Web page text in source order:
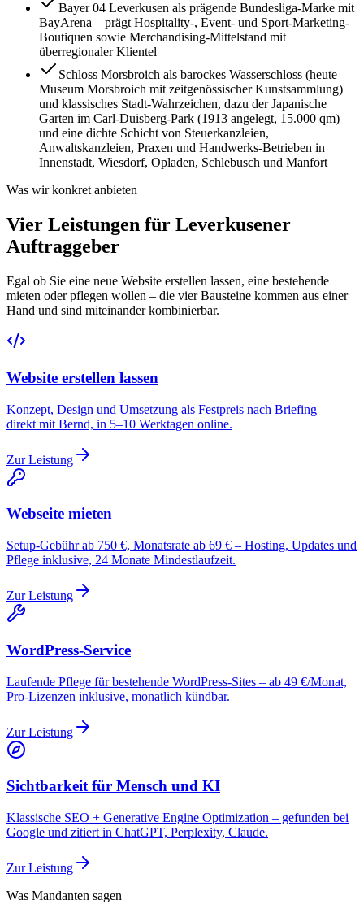
Bayer 04 Leverkusen als prägende Bundesliga-Marke mit
BayArena – prägt Hospitality-, Event- und Sport-Marketing-
Boutiquen sowie Merchandising-Mittelstand mit
überregionaler Klientel
Schloss Morsbroich als barockes Wasserschloss (heute
Museum Morsbroich mit zeitgenössischer Kunstsammlung)
und klassisches Stadt-Wahrzeichen, dazu der Japanische
Garten im Carl-Duisberg-Park (1913 angelegt, 15.000 qm)
und eine dichte Schicht von Steuerkanzleien,
Anwaltskanzleien, Praxen und Handwerks-Betrieben in
Innenstadt, Wiesdorf, Opladen, Schlebusch und Manfort
Was wir konkret anbieten
Vier Leistungen für Leverkusener
Auftraggeber
Egal ob Sie eine neue Website erstellen lassen, eine bestehende
mieten oder pflegen wollen – die vier Bausteine kommen aus einer
Hand und sind miteinander kombinierbar.
Website erstellen lassen
Konzept, Design und Umsetzung als Festpreis nach Briefing –
direkt mit Bernd, in 5–10 Werktagen online.
Zur Leistung
Webseite mieten
Setup-Gebühr ab 750 €, Monatsrate ab 69 € – Hosting, Updates und
Pflege inklusive, 24 Monate Mindestlaufzeit.
Zur Leistung
WordPress-Service
Laufende Pflege für bestehende WordPress-Sites – ab 49 €/Monat,
Pro-Lizenzen inklusive, monatlich kündbar.
Zur Leistung
Sichtbarkeit für Mensch und KI
Klassische SEO + Generative Engine Optimization – gefunden bei
Google und zitiert in ChatGPT, Perplexity, Claude.
Zur Leistung
Was Mandanten sagen